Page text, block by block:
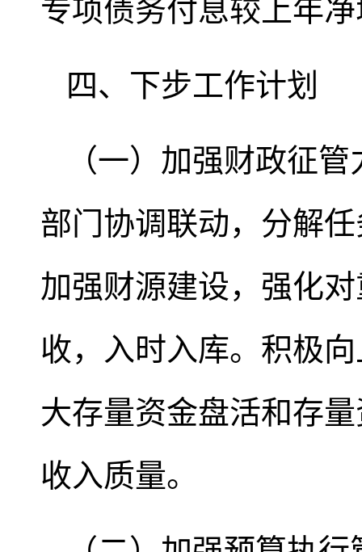
专项债务付息较上年
四、下步工作计划
（一）加强财政征
部门协调联动，分解
加强财源建设，强化
收，入时入库。积极
大存量资金盘活和存
收入质量。